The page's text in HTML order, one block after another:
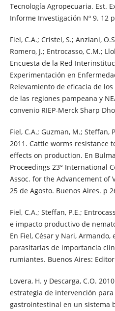
Tecnología Agropecuaria. Est.
Informe Investigación Nº 9. 12
Fiel, C.A.; Cristel, S.; Anziani,
Romero, J.; Entrocasso, C.M.;
Encuesta de la Red
Experimentación en
Relevamiento de eficacia de
de las regiones pampeana y
convenio RIEP-Merck Sharp
Fiel, C.A.; Guzman, M.; Steffan,
2011. Cattle worms resistance
effects on production. En
Proceedings 23° International
Assoc. for the Advancement of
25 de Agosto. Buenos Aires. p
Fiel, C.A.; Steffan, P.E.;
e impacto productivo de
En Fiel, César y Nari,
parasitarias de importancia
rumiantes. Buenos Aires:
Lovera, H. y Descarga, C.O.
estrategia de intervención
gastrointestinal en un sistema